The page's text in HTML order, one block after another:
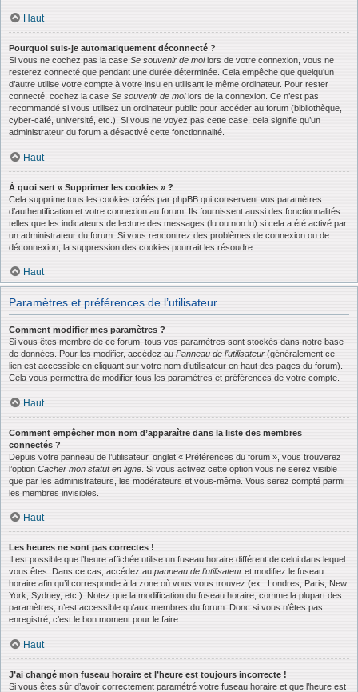
Haut
Pourquoi suis-je automatiquement déconnecté ?
Si vous ne cochez pas la case Se souvenir de moilors de votre connexion, vous ne
resterez connecté que pendant une durée déterminée. Cela empêche que quelqu’un
d’autre utilise votre compte à votre insu en utilisant le même ordinateur. Pour rester
connecté, cochez la case Se souvenir de moilors de la connexion. Ce n’est pas
recommandé si vous utilisez un ordinateur public pour accéder au forum (bibliothèque,
cyber-café, université, etc.). Si vous ne voyez pas cette case, cela signifie qu’un
administrateur du forum a désactivé cette fonctionnalité.
Haut
À quoi sert « Supprimer les cookies » ?
Cela supprime tous les cookies créés par phpBB qui conservent vos paramètres
d’authentification et votre connexion au forum. Ils fournissent aussi des fonctionnalités
telles que les indicateurs de lecture des messages (lu ou non lu) si cela a été activé par
un administrateur du forum. Si vous rencontrez des problèmes de connexion ou de
déconnexion, la suppression des cookies pourrait les résoudre.
Haut
Paramètres et préférences de l’utilisateur
Comment modifier mes paramètres ?
Si vous êtes membre de ce forum, tous vos paramètres sont stockés dans notre base
de données. Pour les modifier, accédez au Panneau de l’utilisateur (généralement ce
lien est accessible en cliquant sur votre nom d’utilisateur en haut des pages du forum).
Cela vous permettra de modifier tous les paramètres et préférences de votre compte.
Haut
Comment empêcher mon nom d’apparaître dans la liste des membres
connectés ?
Depuis votre panneau de l’utilisateur, onglet « Préférences du forum », vous trouverez
l’option Cacher mon statut en ligne . Si vous activez cette option vous ne serez visible
que par les administrateurs, les modérateurs et vous-même. Vous serez compté parmi
les membres invisibles.
Haut
Les heures ne sont pas correctes !
Il est possible que l’heure affichée utilise un fuseau horaire différent de celui dans lequel
vous êtes. Dans ce cas, accédez au panneau de l’utilisateur et modifiez le fuseau
horaire afin qu’il corresponde à la zone où vous vous trouvez (ex : Londres, Paris, New
York, Sydney, etc.). Notez que la modification du fuseau horaire, comme la plupart des
paramètres, n’est accessible qu’aux membres du forum. Donc si vous n’êtes pas
enregistré, c’est le bon moment pour le faire.
Haut
J’ai changé mon fuseau horaire et l’heure est toujours incorrecte !
Si vous êtes sûr d’avoir correctement paramétré votre fuseau horaire et que l’heure est